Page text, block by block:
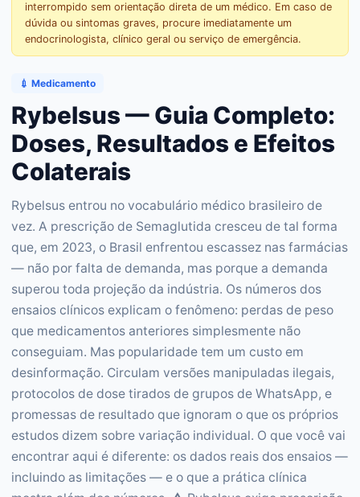
interrompido sem orientação direta de um médico. Em caso de
dúvida ou sintomas graves, procure imediatamente um
endocrinologista, clínico geral ou serviço de emergência.
💉 Medicamento
Rybelsus — Guia Completo:
Doses, Resultados e Efeitos
Colaterais
Rybelsus entrou no vocabulário médico brasileiro de
vez. A prescrição de Semaglutida cresceu de tal forma
que, em 2023, o Brasil enfrentou escassez nas farmácias
— não por falta de demanda, mas porque a demanda
superou toda projeção da indústria. Os números dos
ensaios clínicos explicam o fenômeno: perdas de peso
que medicamentos anteriores simplesmente não
conseguiam. Mas popularidade tem um custo em
desinformação. Circulam versões manipuladas ilegais,
protocolos de dose tirados de grupos de WhatsApp, e
promessas de resultado que ignoram o que os próprios
estudos dizem sobre variação individual. O que você vai
encontrar aqui é diferente: os dados reais dos ensaios —
incluindo as limitações — e o que a prática clínica